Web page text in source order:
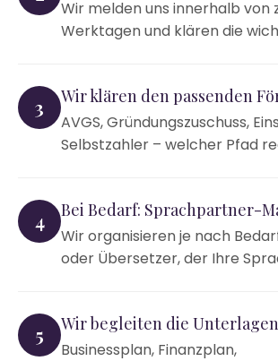
Wir melden uns innerhalb von
Werktagen und klären die
3 Wir klären den passenden
AVGS, Gründungszuschuss,
Selbstzahler – welcher Pfad
4 Bei Bedarf: Sprachpartner-
Wir organisieren je nach
oder Übersetzer, der Ihre
5 Wir begleiten die Unterlagen
Businessplan, Finanzplan,